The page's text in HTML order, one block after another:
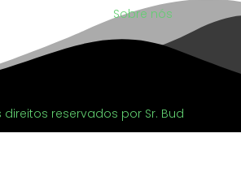
Sobre nós
reservados por Sr. Bud